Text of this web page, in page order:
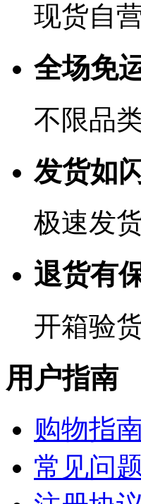
现货自
全场免
不限品
发货如
极速发
退货有
开箱验
用户指南
购物指
常见问